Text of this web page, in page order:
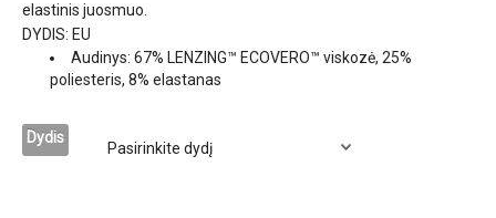
elastinis juosmuo.
DYDIS: EU
Audinys: 67% LENZING™ ECOVERO™ viskozė, 25%
poliesteris, 8% elastanas
Dydis